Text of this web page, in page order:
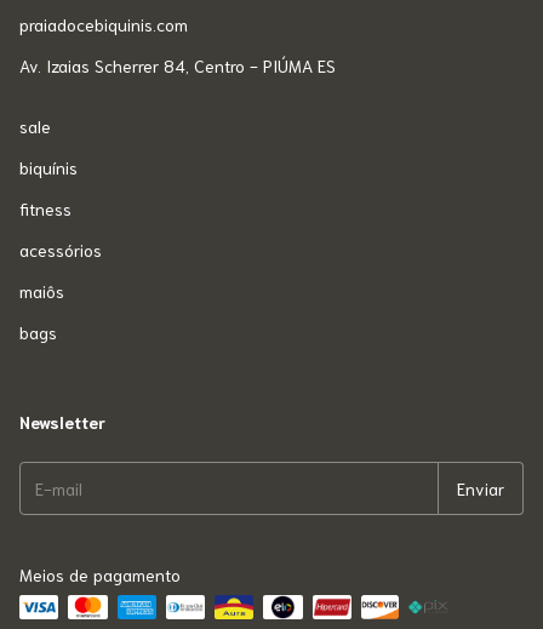
praiadocebiquinis.com
Av. Izaias Scherrer 84, Centro - PIÚMA ES
sale
biquínis
fitness
acessórios
maiôs
bags
Newsletter
Meios de pagamento